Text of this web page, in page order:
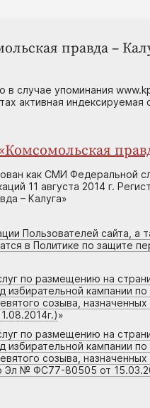
правда –
случае упоминания
активная
как СМИ Федеральной
11 августа 2014 г.
– Калуга»
Пользователей сайта,
в Политике по защите
по размещению на
кампании
созыва,
»
по размещению на
кампании
созыва,
Эл № ФС77-80505 от